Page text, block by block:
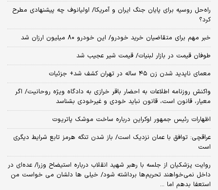
راه‌حل روسیه برای پایان جنگ ایران و آمریکا/ اولیانوف چه پیشنهادی مطرح
کرد؟
خبر مهم برای متقاضیان خرید خودرو/ این خودرو ۸۰ میلیون ارزان شد
طوفان قیمت در بازار لبنیات/ قیمت شیر عجیب شد
معمای ناپدید شدن زن ۴۵ ساله در تهران کشف شد+ جزئیات
واکنش روزنامه اطلاعات به احضار باقر خرازی به دادگاه ویژه روحانیت/ اگر
معیار، قانون است، قانون نباید خودی و غیرخودی بشناسد
اظهارات رئیس جمهور اوکراین درباره ساخت موشک پاتریوت
عراقچی: توافق با عمان نزدیک است/ باز شدن تنگه هرمز تابع شرایط دیگری
است
روایت پزشکیان از جلسه با رهبر شهید انقلاب درباره استیضاح وزرا/ عده‌ای در
داخل نمی‌خواهند تحریم‌ها برداشته شود/ خیلی ها دلشان می خواست من
استعفا بدهم اما ...